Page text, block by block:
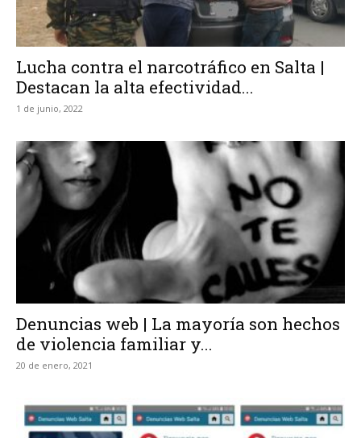
Lucha contra el narcotráfico en Salta |
Destacan la alta efectividad...
1 de junio, 2022
Denuncias web | La mayoría son hechos
de violencia familiar y...
20 de enero, 2021